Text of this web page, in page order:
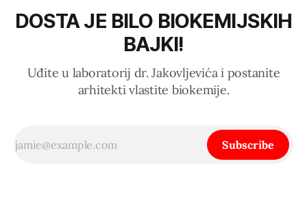
DOSTA JE BILO BIOKEMIJSKIH
BAJKI!
Uđite u laboratorij dr. Jakovljevića i postanite
arhitekti vlastite biokemije.
Subscribe